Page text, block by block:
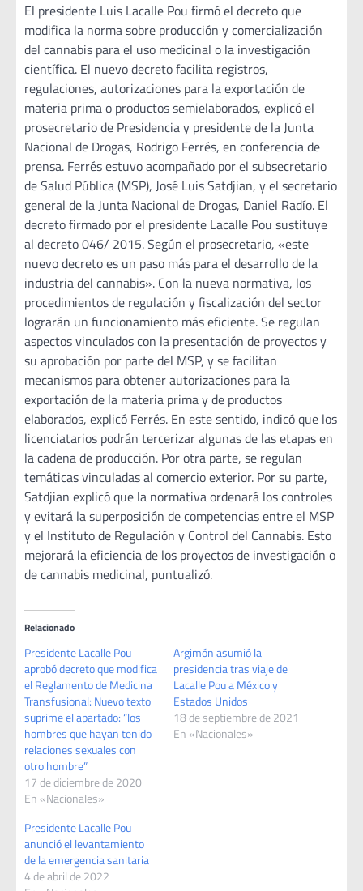
El presidente Luis Lacalle Pou firmó el decreto que
modifica la norma sobre producción y comercialización
del cannabis para el uso medicinal o la investigación
científica. El nuevo decreto facilita registros,
regulaciones, autorizaciones para la exportación de
materia prima o productos semielaborados, explicó el
prosecretario de Presidencia y presidente de la Junta
Nacional de Drogas, Rodrigo Ferrés, en conferencia de
prensa. Ferrés estuvo acompañado por el subsecretario
de Salud Pública (MSP), José Luis Satdjian, y el secretario
general de la Junta Nacional de Drogas, Daniel Radío. El
decreto firmado por el presidente Lacalle Pou sustituye
al decreto 046/ 2015. Según el prosecretario, «este
nuevo decreto es un paso más para el desarrollo de la
industria del cannabis». Con la nueva normativa, los
procedimientos de regulación y fiscalización del sector
lograrán un funcionamiento más eficiente. Se regulan
aspectos vinculados con la presentación de proyectos y
su aprobación por parte del MSP, y se facilitan
mecanismos para obtener autorizaciones para la
exportación de la materia prima y de productos
elaborados, explicó Ferrés. En este sentido, indicó que los
licenciatarios podrán tercerizar algunas de las etapas en
la cadena de producción. Por otra parte, se regulan
temáticas vinculadas al comercio exterior. Por su parte,
Satdjian explicó que la normativa ordenará los controles
y evitará la superposición de competencias entre el MSP
y el Instituto de Regulación y Control del Cannabis. Esto
mejorará la eficiencia de los proyectos de investigación o
de cannabis medicinal, puntualizó.
Relacionado
Presidente Lacalle Pou
aprobó decreto que modifica
el Reglamento de Medicina
Transfusional: Nuevo texto
suprime el apartado: “los
hombres que hayan tenido
relaciones sexuales con
otro hombre”
17 de diciembre de 2020
En «Nacionales»
Argimón asumió la
presidencia tras viaje de
Lacalle Pou a México y
Estados Unidos
18 de septiembre de 2021
En «Nacionales»
Presidente Lacalle Pou
anunció el levantamiento
de la emergencia sanitaria
4 de abril de 2022